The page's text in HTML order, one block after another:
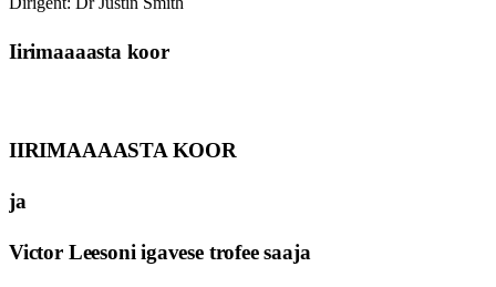
Iirimaaaasta koor
IIRIMAAAASTA KOOR
ja
Victor Leesoni igavese trofee saaja